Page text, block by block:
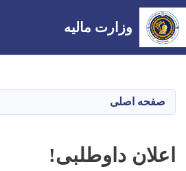
content
وزارت مالیه
صفحه اصلی
اعلان داوطلبی!